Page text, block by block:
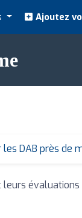
Ajoutez
DAB près de